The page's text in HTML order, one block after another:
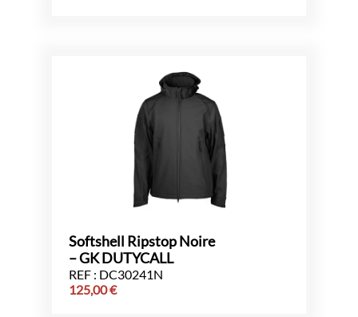
Softshell Ripstop Noire
– GK DUTYCALL
REF : DC30241N
125,00€